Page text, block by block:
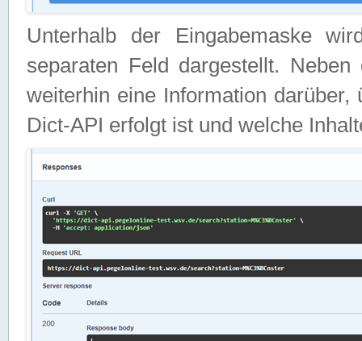
Unterhalb der Eingabemaske
separaten Feld dargestellt.
weiterhin eine Information
Dict-API erfolgt ist und welche